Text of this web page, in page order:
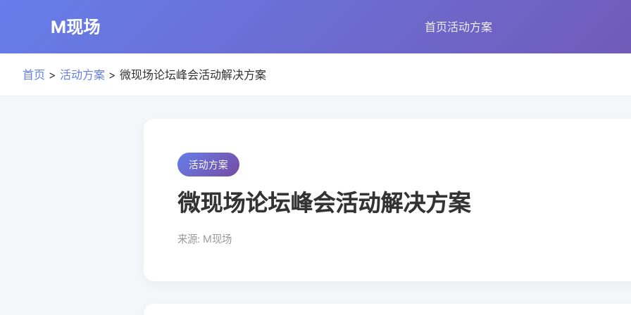
M现场 首页活动方案
首页 > 活动方案 > 微现场论坛峰会活动解决方案
活动方案
微现场论坛峰会活动解决方案
来源: M现场